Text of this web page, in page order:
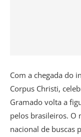
Com a chegada do
Corpus Christi,
Gramado volta a
pelos brasileiros. O
nacional de buscas